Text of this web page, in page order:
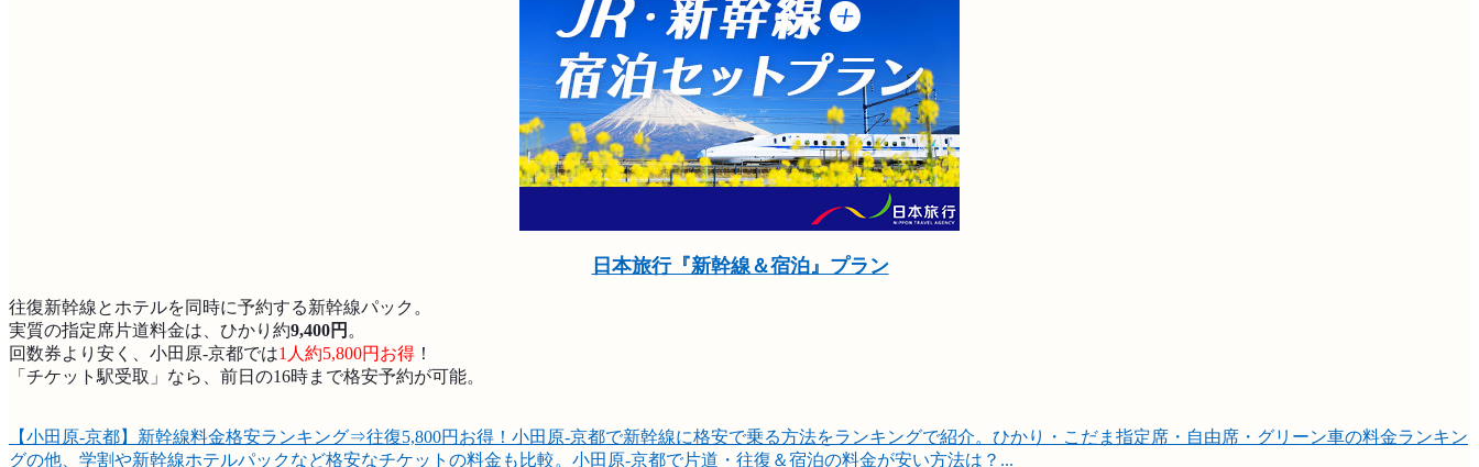
日本旅行『新幹線＆宿泊』プラン
往復新幹線とホテルを同時に予約する新幹線パック。
実質の指定席片道料金は、ひかり約9,400円 。
回数券より安く、小田原-京都では1人約5,800円お得 ！
「チケット駅受取」なら、前日の16時まで格安予約が可能。
【小田原-京都】新幹線料金格安ランキング⇒往復5,800円お得！ 小田原-京都で新幹線に格安で乗る方法をランキングで紹介。ひかり・こだま指定席・自由席・グリーン車の料金ランキン
グの他、学割や新幹線ホテルパックなど格安なチケットの料金も比較。小田原-京都で片道・往復＆宿泊の料金が安い方法は？...